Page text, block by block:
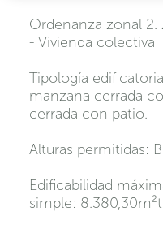
Ordenanza zonal
- Vivienda colectiva
Tipología
manzana cerrada
cerrada con patio.
Alturas permitidas:
Edificabilidad
simple: 8.380,30m²t